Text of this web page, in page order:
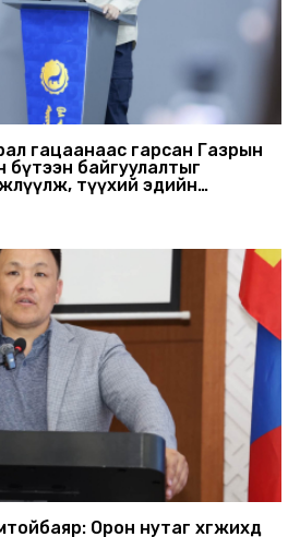
гацаанаас гарсан Газрын
бүтээн байгуулалтыг
түүхий эдийн
үүрэг өгөв
Орон нутаг хөгжихөд